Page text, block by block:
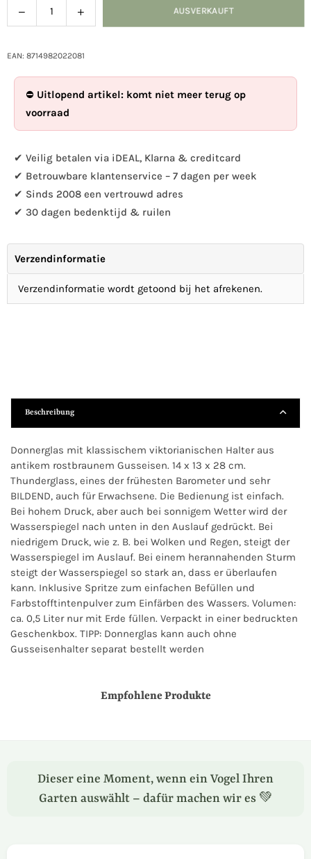
Verringern
Sie
Menge
Design
-
Barometer/Donnerglas
Gusseisen
Menge
für
Design
mit
erhöhen
AUSVERKAUFT
EAN: 8714982022081
⛔ Uitlopend artikel: komt niet meer terug op
voorraad
✔ Veilig betalen via iDEAL, Klarna & creditcard
✔ Betrouwbare klantenservice – 7 dagen per week
✔ Sinds 2008 een vertrouwd adres
✔ 30 dagen bedenktijd & ruilen
Verzendinformatie
Verzendinformatie wordt getoond bij het afrekenen.
Beschreibung
Donnerglas mit klassischem viktorianischen Halter aus
antikem rostbraunem Gusseisen. 14 x 13 x 28 cm.
Thunderglass, eines der frühesten Barometer und sehr
BILDEND, auch für Erwachsene. Die Bedienung ist einfach.
Bei hohem Druck, aber auch bei sonnigem Wetter wird der
Wasserspiegel nach unten in den Auslauf gedrückt. Bei
niedrigem Druck, wie z. B. bei Wolken und Regen, steigt der
Wasserspiegel im Auslauf. Bei einem herannahenden Sturm
steigt der Wasserspiegel so stark an, dass er überlaufen
kann. Inklusive Spritze zum einfachen Befüllen und
Farbstofftintenpulver zum Einfärben des Wassers. Volumen:
ca. 0,5 Liter nur mit Erde füllen. Verpackt in einer bedruckten
Geschenkbox. TIPP: Donnerglas kann auch ohne
Gusseisenhalter separat bestellt werden
Empfohlene Produkte
Dieser eine Moment, wenn ein Vogel Ihren
Garten auswählt – dafür machen wir es 💚